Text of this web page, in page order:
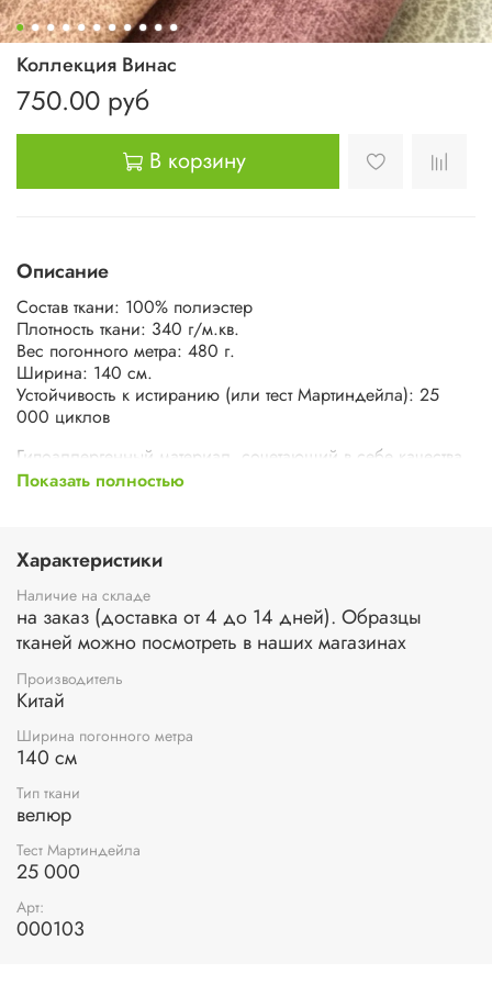
Коллекция Винас
750.00 руб
В корзину
Описание
Состав ткани: 100% полиэстер
Плотность ткани: 340 г/м.кв.
Вес погонного метра: 480 г.
Ширина: 140 см.
Устойчивость к истиранию (или тест Мартиндейла): 25
000 циклов
Гипоаллергенный материал, сочетающий в себе качества
велюра и замши. Практичный материал сочетает в себе
Показать полностью
Характеристики
Наличие на складе
на заказ (доставка от 4 до 14 дней). Образцы
тканей можно посмотреть в наших магазинах
Производитель
Китай
Ширина погонного метра
140 см
Тип ткани
велюр
Тест Мартиндейла
25 000
Арт:
000103